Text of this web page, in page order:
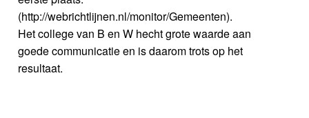
(http://webrichtlijnen.nl/monitor/Gemeenten).
Het college van B en W hecht grote waarde aan
goede communicatie en is daarom trots op het
resultaat.